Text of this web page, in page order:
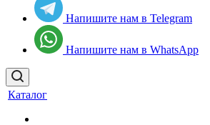
Напишите нам в Telegram
Напишите нам в WhatsApp
Каталог